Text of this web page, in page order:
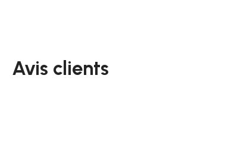
Avis clients